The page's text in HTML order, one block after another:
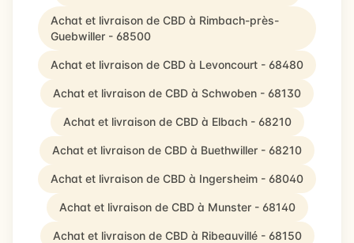
Achat et livraison de CBD à Rimbach-près-
Guebwiller - 68500
Achat et livraison de CBD à Levoncourt - 68480
Achat et livraison de CBD à Schwoben - 68130
Achat et livraison de CBD à Elbach - 68210
Achat et livraison de CBD à Buethwiller - 68210
Achat et livraison de CBD à Ingersheim - 68040
Achat et livraison de CBD à Munster - 68140
Achat et livraison de CBD à Ribeauvillé - 68150